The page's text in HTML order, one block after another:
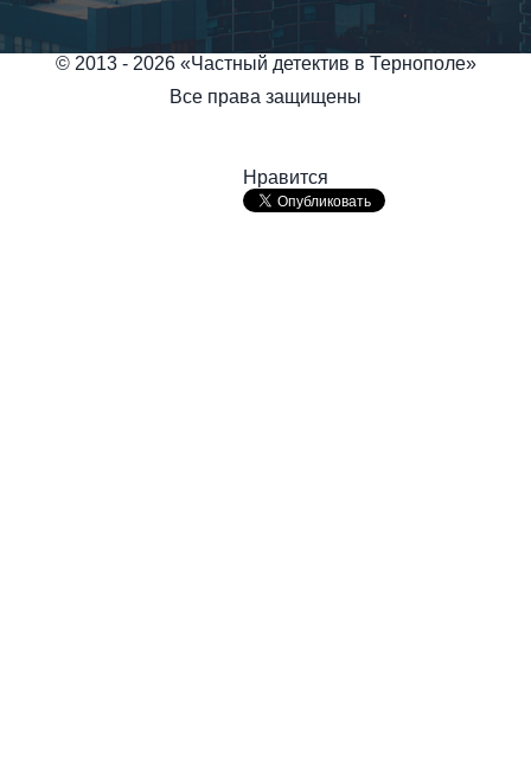
© 2013 - 2026 «Частный детектив в Тернополе»
Все права защищены
Нравится